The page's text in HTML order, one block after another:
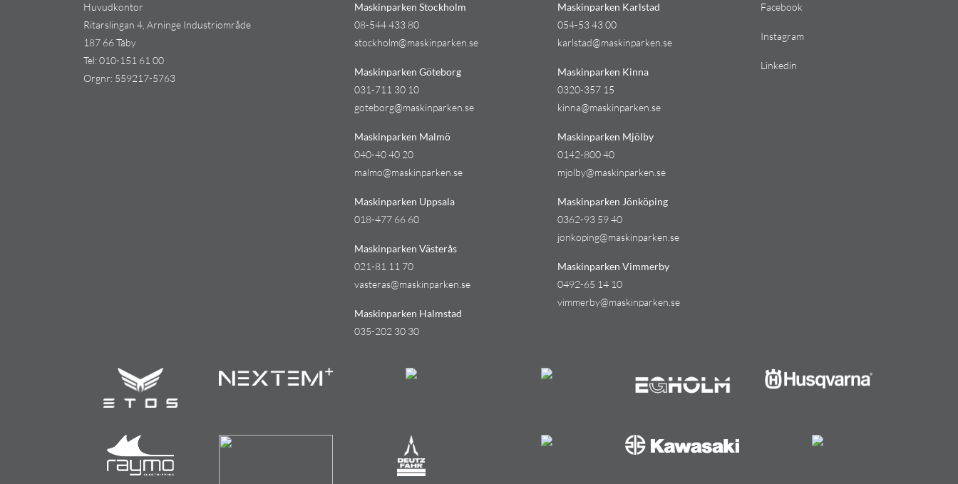
Huvudkontor
Ritarslingan 4, Arninge Industriområde
187 66 Täby
Tel:010-151 61 00
Orgnr: 559217-5763
Maskinparken Stockholm
08-544 433 80
stockholm@maskinparken.se
Maskinparken Göteborg
031-711 30 10
goteborg@maskinparken.se
Maskinparken Malmö
040-40 40 20
malmo@maskinparken.se
Maskinparken Uppsala
018-477 66 60
Maskinparken Västerås
021-81 11 70
vasteras@maskinparken.se
Maskinparken Halmstad
035-202 30 30
Maskinparken Karlstad
054-53 43 00
karlstad@maskinparken.se
Maskinparken Kinna
0320-357 15
kinna@maskinparken.se
Maskinparken Mjölby
0142-800 40
mjolby@maskinparken.se
Maskinparken Jönköping
0362-93 59 40
jonkoping@maskinparken.se
Maskinparken Vimmerby
0492-65 14 10
vimmerby@maskinparken.se
Facebook
Instagram
Linkedin